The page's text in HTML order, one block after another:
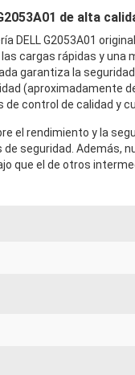
de alta
DELL G2053A01
cargas rápidas y una
garantiza la
(aproximadamente
control de calidad y
el rendimiento y la
seguridad. Además,
que el de otros